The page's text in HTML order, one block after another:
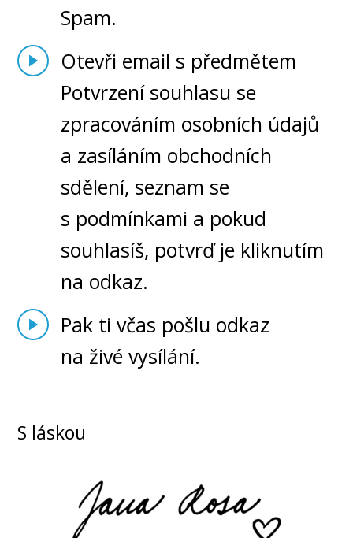
Spam.
Otevři email s předmětem
Potvrzení souhlasu se
zpracováním osobních údajů
a zasíláním obchodních
sdělení, seznam se
s podmínkami a pokud
souhlasíš, potvrď je kliknutím
na odkaz.
Pak ti včas pošlu odkaz
na živé vysílání.
S láskou